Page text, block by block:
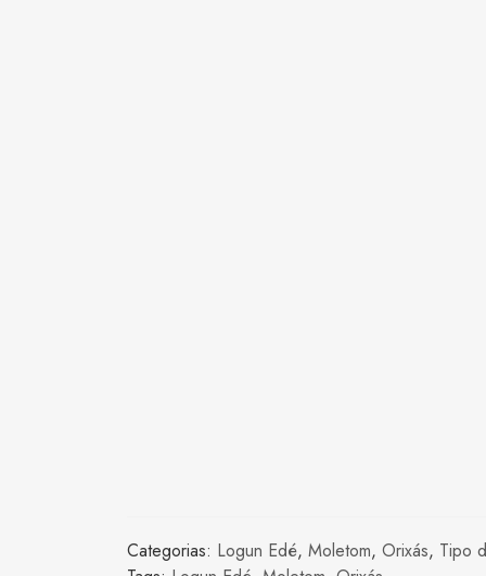
Categorias: Logun Edé, Moletom, Orixás, Tipo